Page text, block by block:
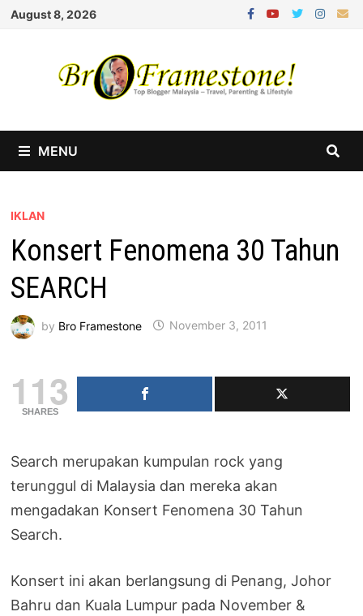
Skip
August 8, 2026
MENU
IKLAN
Konsert Fenomena 30 Tahun
SEARCH
by Bro Framestone November 3, 2011
113
SHARES
Search merupakan kumpulan rock yang
terunggul di Malaysia dan mereka akan
mengadakan Konsert Fenomena 30 Tahun
Search.
Konsert ini akan berlangsung di Penang, Johor
Bahru dan Kuala Lumpur pada November &